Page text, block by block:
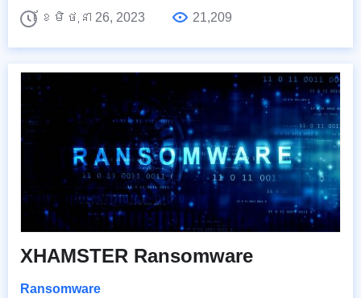
ខែមិថុនា 26, 2023
21,209
XHAMSTER Ransomware
Ransomware